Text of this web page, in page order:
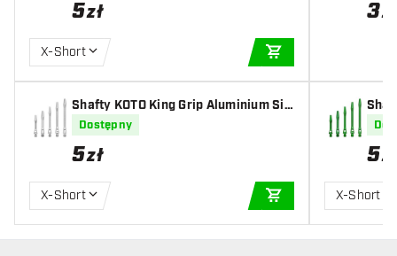
5zł
X-Short
Shafty KOTO King Grip Aluminium Sil
ver
Dostępny
5zł
X-Short
DODAJ DO
3zł
en
5zł
X-Short